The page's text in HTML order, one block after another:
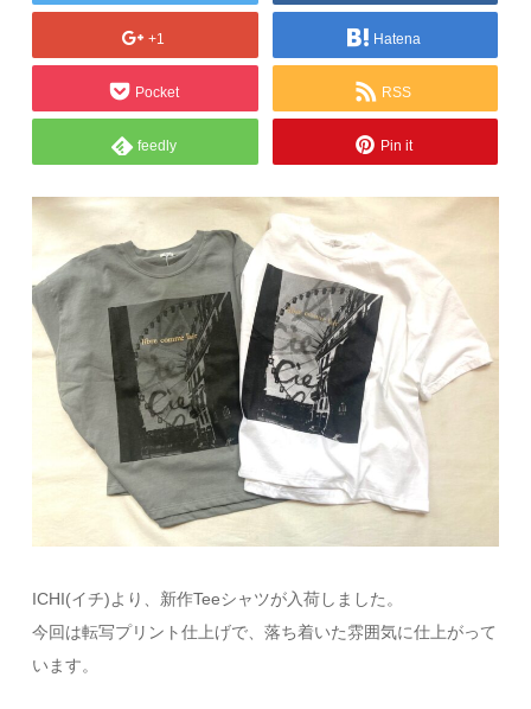
+1 Hatena
Pocket RSS
feedly Pin it
ICHI(イチ)より、新作Teeシャツが入荷しました。
今回は転写プリント仕上げで、落ち着いた雰囲気に仕上がって
います。